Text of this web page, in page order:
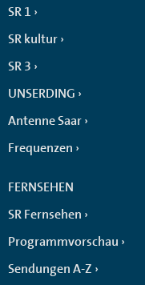
SR 1
SR kultur
SR 3
UNSERDING
Antenne Saar
Frequenzen
FERNSEHEN
SR Fernsehen
Programmvorschau
Sendungen A-Z